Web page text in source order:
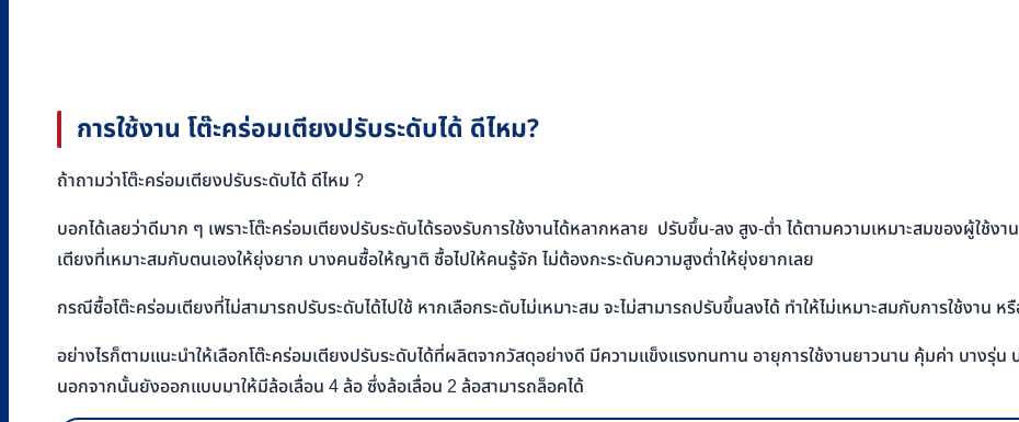
การใช้งาน โต๊ะคร่อมเตียงปรับระดับได้ ดีไหม?
ถ้าถามว่าโต๊ะคร่อมเตียงปรับระดับได้ ดีไหม ?
บอกได้เลยว่าดีมาก ๆ เพราะโต๊ะคร่อมเตียงปรับระดับได้รองรับการใช้งานได้หลากหลาย ปรับขึ้น-ลง สูง-ต่ำ ได้ตามความเหมาะสมของผู้ใช้
เตียงที่เหมาะสมกับตนเองให้ยุ่งยาก บางคนซื้อให้ญาติ ซื้อไปให้คนรู้จัก ไม่ต้องกะระดับความสูงต่ำให้ยุ่งยากเลย
กรณีซื้อโต๊ะคร่อมเตียงที่ไม่สามารถปรับระดับได้ไปใช้ หากเลือกระดับไม่เหมาะสม จะไม่สามารถปรับขึ้นลงได้ ทำให้ไม่เหมาะสมกับการใช้งาน ห
อย่างไรก็ตามแนะนำให้เลือกโต๊ะคร่อมเตียงปรับระดับได้ที่ผลิตจากวัสดุอย่างดี มีความแข็งแรงทนทาน อายุการใช้งานยาวนาน คุ้มค่า บางรุ่
นอกจากนั้นยังออกแบบมาให้มีล้อเลื่อน 4 ล้อ ซึ่งล้อเลื่อน 2 ล้อสามารถล็อคได้